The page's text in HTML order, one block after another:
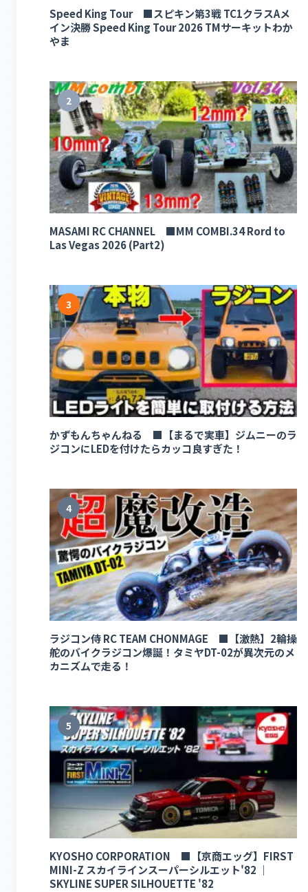
Speed King Tour ■スピキン第3戦 TC1クラスAメ
イン決勝 Speed King Tour 2026 TMサーキットわか
やま
2
MASAMI RC CHANNEL ■MM COMBI.34 Rord to
Las Vegas 2026 (Part2)
3
かずもんちゃんねる ■【まるで実車】ジムニーのラ
ジコンにLEDを付けたらカッコ良すぎた！
4
ラジコン侍 RC TEAM CHONMAGE ■【激熱】2輪操
舵のバイクラジコン爆誕！タミヤDT-02が異次元のメ
カニズムで走る！
5
KYOSHO CORPORATION ■【京商エッグ】FIRST
MINI-Z スカイラインスーパーシルエット'82 ｜
SKYLINE SUPER SILHOUETTE '82